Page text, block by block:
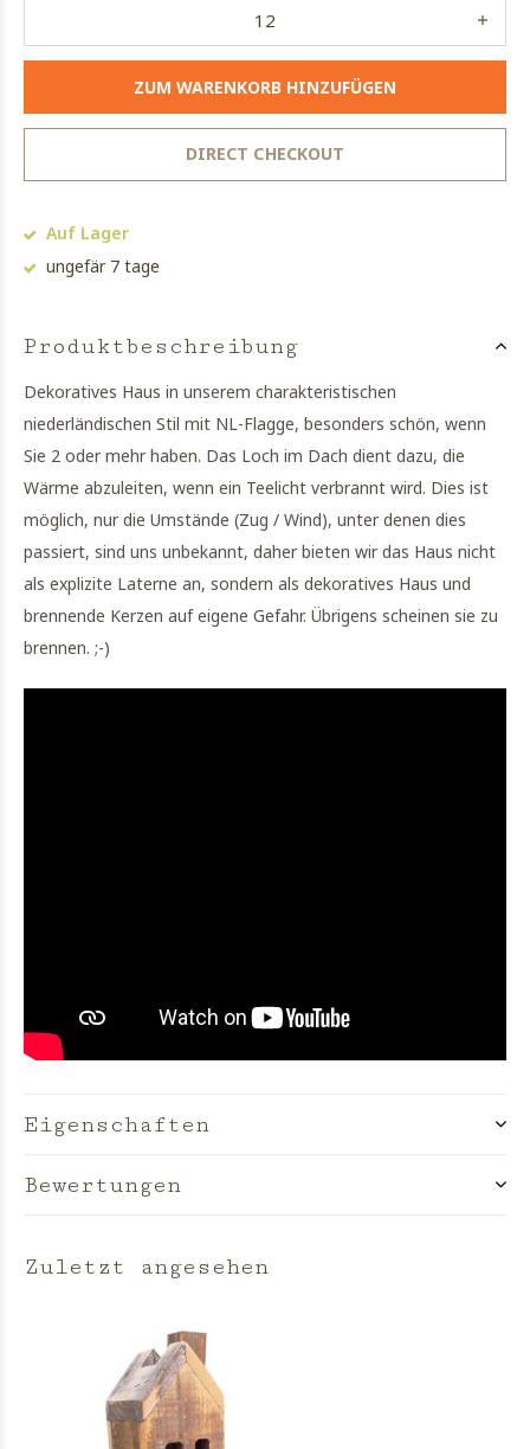
ZUM WARENKORB HINZUFÜGEN
DIRECT CHECKOUT
Auf Lager
ungefär 7 tage
Produktbeschreibung
Dekoratives Haus in unserem charakteristischen
niederländischen Stil mit NL-Flagge, besonders schön, wenn
Sie 2 oder mehr haben. Das Loch im Dach dient dazu, die
Wärme abzuleiten, wenn ein Teelicht verbrannt wird. Dies ist
möglich, nur die Umstände (Zug / Wind), unter denen dies
passiert, sind uns unbekannt, daher bieten wir das Haus nicht
als explizite Laterne an, sondern als dekoratives Haus und
brennende Kerzen auf eigene Gefahr. Übrigens scheinen sie zu
brennen. ;-)
Eigenschaften
Bewertungen
Zuletzt angesehen